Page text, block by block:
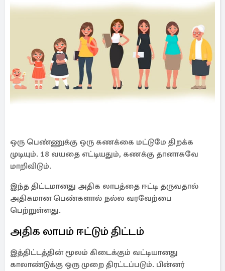
ஒரு பெண்ணுக்கு ஒரு கணக்கை மட்டுமே திறக்க
முடியும். 18 வயதை எட்டியதும், கணக்கு தானாகவே
மாறிவிடும்.
இந்த திட்டமானது அதிக லாபத்தை ஈட்டி தருவதால்
அதிகமான பெண்களால் நல்ல வரவேற்பை
பெற்றுள்ளது.
அதிக லாபம் ஈட்டும் திட்டம்
இத்திட்டத்தின் மூலம் கிடைக்கும் வட்டியானது
காலாண்டுக்கு ஒரு முறை திரட்டப்படும். பின்னர்